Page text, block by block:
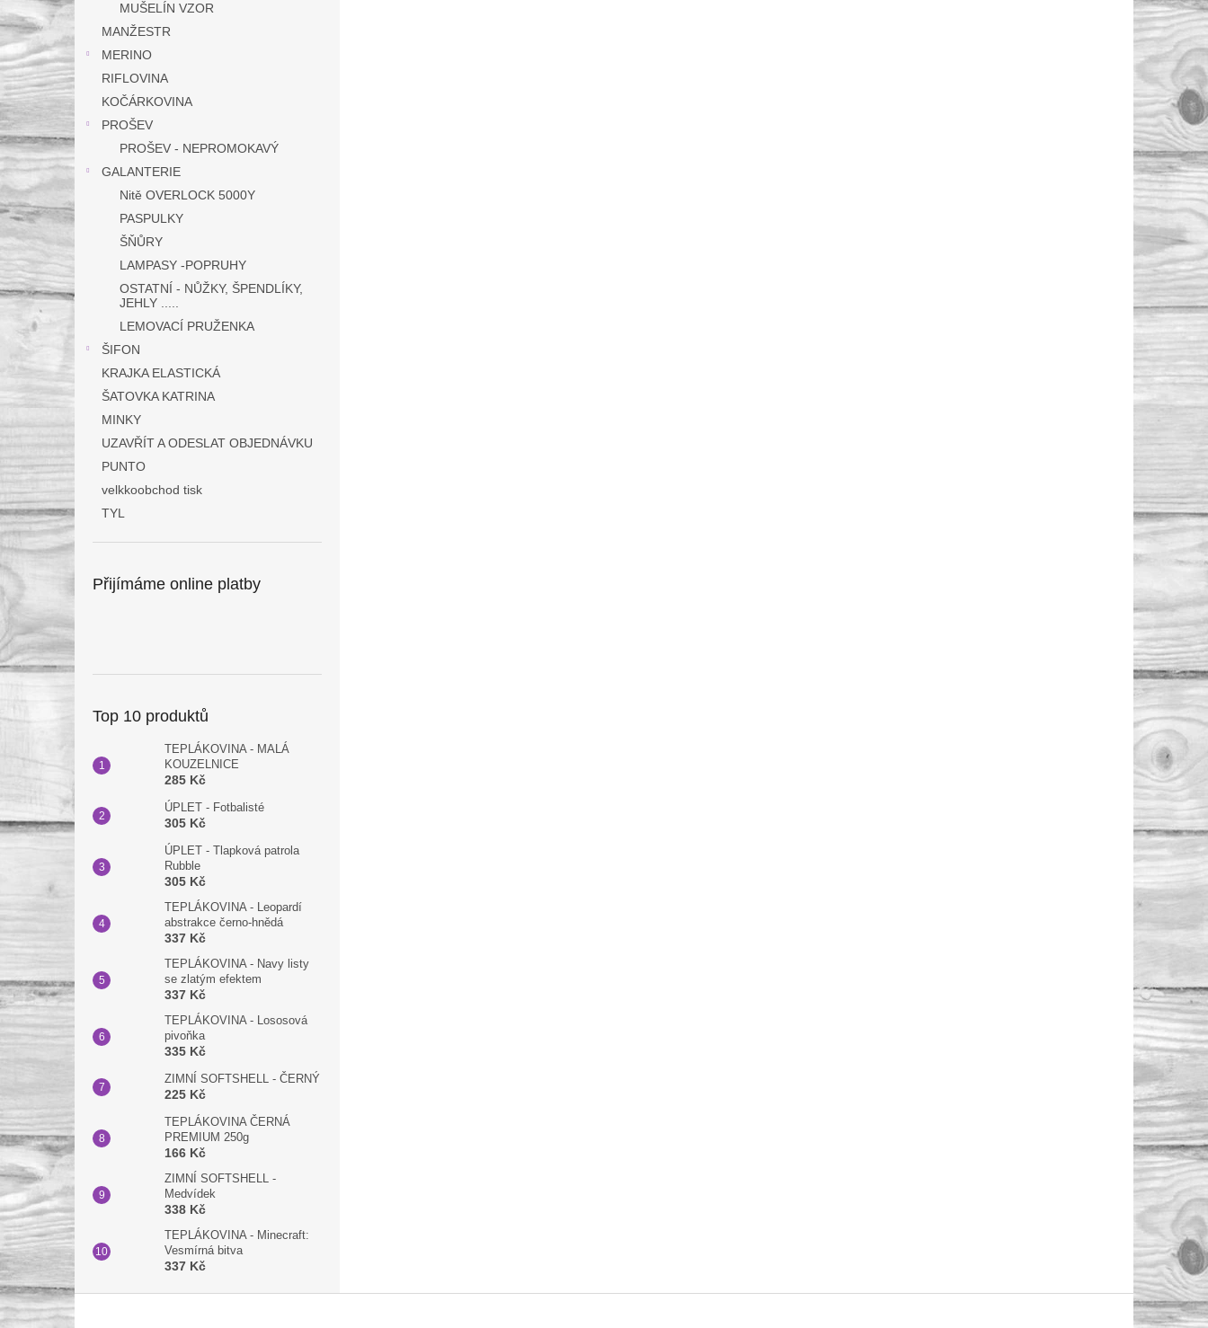
MUŠELÍN VZOR
MANŽESTR
MERINO
RIFLOVINA
KOČÁRKOVINA
PROŠEV
PROŠEV - NEPROMOKAVÝ
GALANTERIE
Nitě OVERLOCK 5000Y
PASPULKY
ŠŇŮRY
LAMPASY -POPRUHY
OSTATNÍ - NŮŽKY, ŠPENDLÍKY,
JEHLY .....
LEMOVACÍ PRUŽENKA
ŠIFON
KRAJKA ELASTICKÁ
ŠATOVKA KATRINA
MINKY
UZAVŘÍT A ODESLAT OBJEDNÁVKU
PUNTO
velkkoobchod tisk
TYL
Přijímáme online platby
Top 10 produktů
TEPLÁKOVINA - MALÁ
KOUZELNICE
285 Kč
ÚPLET - Fotbalisté
305 Kč
ÚPLET - Tlapková patrola
Rubble
305 Kč
TEPLÁKOVINA - Leopardí
abstrakce černo-hnědá
337 Kč
TEPLÁKOVINA - Navy listy
se zlatým efektem
337 Kč
TEPLÁKOVINA - Lososová
pivoňka
335 Kč
ZIMNÍ SOFTSHELL - ČERNÝ
225 Kč
TEPLÁKOVINA ČERNÁ
PREMIUM 250g
166 Kč
ZIMNÍ SOFTSHELL -
Medvídek
338 Kč
TEPLÁKOVINA - Minecraft:
Vesmírná bitva
337 Kč
Z
á